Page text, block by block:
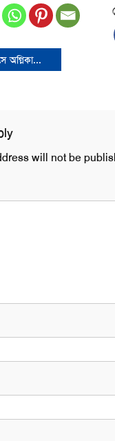
বেনাপোল এক্স‌প্রেসে অগ্নিকাণ্ডে নিহত ৪ জনের মরদেহ হস্তান্তর
will not be